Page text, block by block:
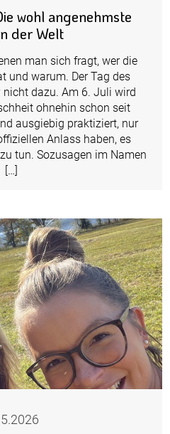
wohl angenehmste
der Welt
man sich fragt, wer die
und warum. Der Tag des
dazu. Am 6. Juli wird
ohnehin schon seit
ausgiebig praktiziert, nur
Anlass haben, es
tun. Sozusagen im Namen
[…]